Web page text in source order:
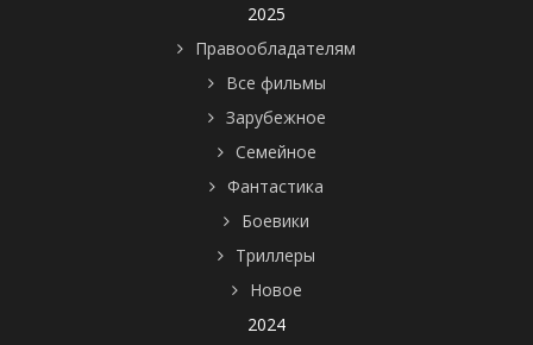
2025
Правообладателям
Все фильмы
Зарубежное
Семейное
Фантастика
Боевики
Триллеры
Новое
2024